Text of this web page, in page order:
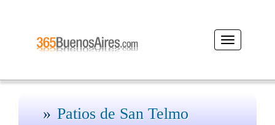
Desplegar
navegación
Patios de San Telmo